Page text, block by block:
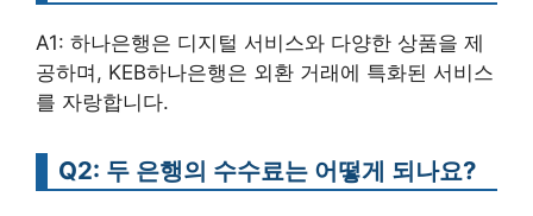
A1: 하나은행은 디지털 서비스와 다양한 상품을 제
공하며, KEB하나은행은 외환 거래에 특화된 서비스
를 자랑합니다.
Q2: 두 은행의 수수료는 어떻게 되나요?